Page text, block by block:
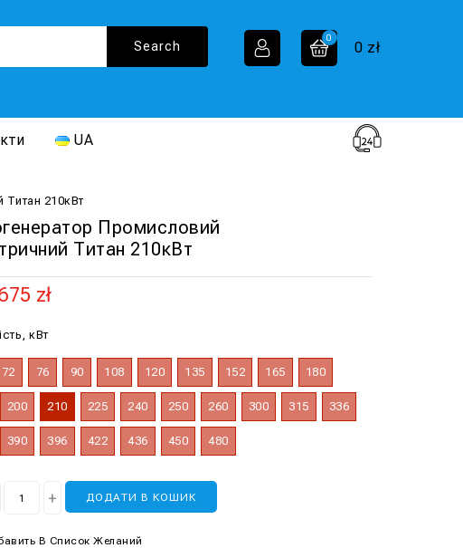
0
0 zł
UA
210кВт
Промисловий
Титан 210кВт
zł
кВт
72 76 90 108 120 135 152 165 180
200 210 225 240 250 260 300 315 336
390 396 422 436 450 480
ДОДАТИ В КОШИК
В Список Желаний